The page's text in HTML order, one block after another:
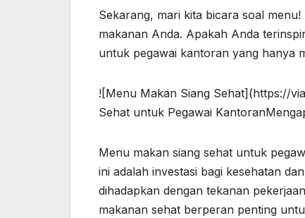
Sekarang, mari kita bicara soal
makanan Anda. Apakah Anda
untuk pegawai kantoran yang hanya
![Menu Makan Siang Sehat](https://
Sehat untuk Pegawai
Menu makan siang sehat untuk
ini adalah investasi bagi kesehatan
dihadapkan dengan tekanan
makanan sehat berperan penting